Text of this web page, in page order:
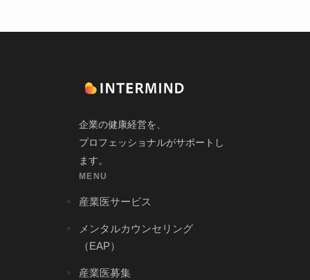
企業の健康経営を、
プロフェッショナルがサポートし
ます。
MENU
産業医サービス
メンタルカウンセリング
（EAP）
産業医募集